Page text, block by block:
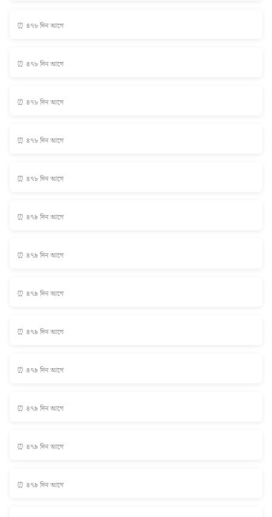
⏰ ৪৭৮ দিন আগে
⏰ ৪৭৮ দিন আগে
⏰ ৪৭৮ দিন আগে
⏰ ৪৭৮ দিন আগে
⏰ ৪৭৮ দিন আগে
⏰ ৪৭৯ দিন আগে
⏰ ৪৭৯ দিন আগে
⏰ ৪৭৯ দিন আগে
⏰ ৪৭৯ দিন আগে
⏰ ৪৭৯ দিন আগে
⏰ ৪৭৯ দিন আগে
⏰ ৪৭৯ দিন আগে
⏰ ৪৭৯ দিন আগে